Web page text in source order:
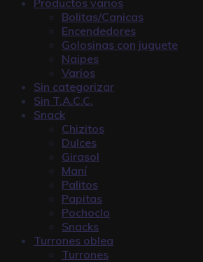
Bolitas/Canicas
Encendedores
Golosinas con juguete
Naipes
Varios
Sin categorizar
Sin T.A.C.C.
Snack
Chizitos
Dulces
Girasol
Maní
Palitos
Papitas
Pochoclo
Snacks
Turrones oblea
Turrones